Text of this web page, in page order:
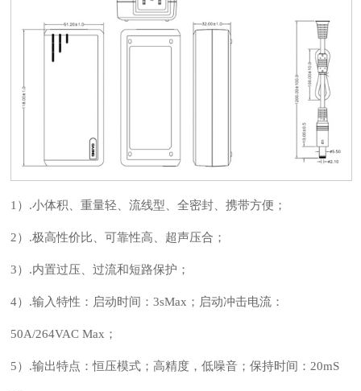
1）.小体积、重量轻、流线型、全密封、携带方便；
2）.极高性价比、可靠性高、超声压合；
3）.内置过压、过流和短路保护；
4）.输入特性：启动时间：3sMax；启动冲击电流：
50A/264VAC Max；
5）.输出特点：恒压模式；高精度，低噪音；保持时间：20mS